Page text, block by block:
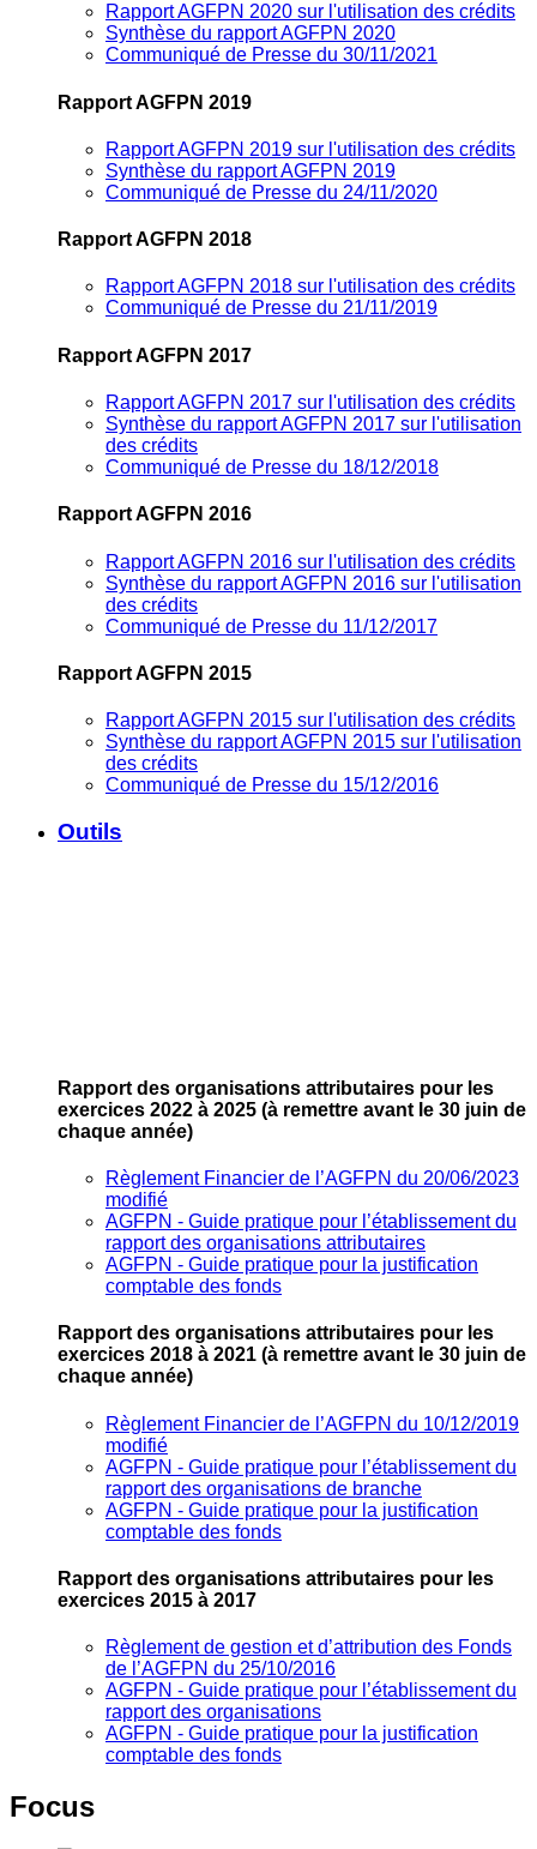
Rapport AGFPN 2020 sur l'utilisation des crédits
Synthèse du rapport AGFPN 2020
Communiqué de Presse du 30/11/2021
Rapport AGFPN 2019
Rapport AGFPN 2019 sur l'utilisation des crédits
Synthèse du rapport AGFPN 2019
Communiqué de Presse du 24/11/2020
Rapport AGFPN 2018
Rapport AGFPN 2018 sur l'utilisation des crédits
Communiqué de Presse du 21/11/2019
Rapport AGFPN 2017
Rapport AGFPN 2017 sur l'utilisation des crédits
Synthèse du rapport AGFPN 2017 sur l'utilisation
des crédits
Communiqué de Presse du 18/12/2018
Rapport AGFPN 2016
Rapport AGFPN 2016 sur l'utilisation des crédits
Synthèse du rapport AGFPN 2016 sur l'utilisation
des crédits
Communiqué de Presse du 11/12/2017
Rapport AGFPN 2015
Rapport AGFPN 2015 sur l'utilisation des crédits
Synthèse du rapport AGFPN 2015 sur l'utilisation
des crédits
Communiqué de Presse du 15/12/2016
Outils
Rapport des organisations attributaires pour les
exercices 2022 à 2025 (à remettre avant le 30 juin de
chaque année)
Règlement Financier de l’AGFPN du 20/06/2023
modifié
AGFPN ‐ Guide pratique pour l’établissement du
rapport des organisations attributaires
AGFPN ‐ Guide pratique pour la justification
comptable des fonds
Rapport des organisations attributaires pour les
exercices 2018 à 2021 (à remettre avant le 30 juin de
chaque année)
Règlement Financier de l’AGFPN du 10/12/2019
modifié
AGFPN ‐ Guide pratique pour l’établissement du
rapport des organisations de branche
AGFPN ‐ Guide pratique pour la justification
comptable des fonds
Rapport des organisations attributaires pour les
exercices 2015 à 2017
Règlement de gestion et d’attribution des Fonds
de l’AGFPN du 25/10/2016
AGFPN ‐ Guide pratique pour l’établissement du
rapport des organisations
AGFPN ‐ Guide pratique pour la justification
comptable des fonds
Focus